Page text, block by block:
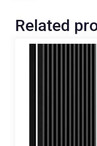
Related